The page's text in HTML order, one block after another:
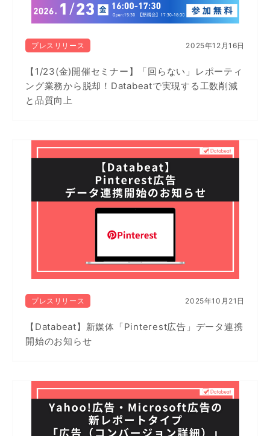
プレスリリース 2025年12月16日
【1/23(金)開催セミナー】「回らない」レポーティ
ング業務から脱却！Databeatで実現する工数削減
と品質向上
プレスリリース 2025年10月21日
【Databeat】新媒体「Pinterest広告」データ連携
開始のお知らせ